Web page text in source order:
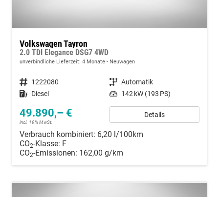
Volkswagen Tayron
2.0 TDI Elegance DSG7 4WD
unverbindliche Lieferzeit: 4 Monate Neuwagen
Fahrzeugnummer 1222080 Getriebe Automatik
Kraftstoff Diesel Leistung 142 kW (193 PS)
49.890,– €
incl. 19% MwSt.
Details
Verbrauch kombiniert: 6,20 l/100km
CO2-Klasse: F
CO2-Emissionen: 162,00 g/km